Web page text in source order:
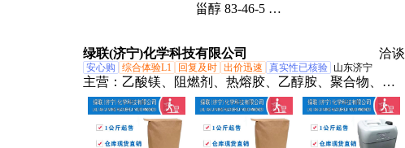
甾醇 83-46-5 用
量95%
绿联(济宁)化学科技有限公司
洽谈
安心购 综合体验L1 回复及时 出价迅速 真实性已核验 山东济宁
主营： 乙酸镁、阻燃剂、热熔胶、乙醇胺、聚合物、锂
电池、光电极、泡泡糖、氯丁胶、碳酸镉、新癸酸、补
差价、稀释剂、羟乙基、氧化铝、氧化铜、甲酸钾、c/c
材料、碳酸锰、玻璃粉、硬光油、防腐剂、氧化铋、防